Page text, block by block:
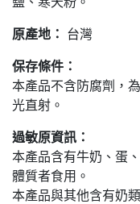
原產地： 台灣
保存條件：
本產品不含防腐劑，
光直射。
過敏原資訊：
本產品含有牛奶、蛋
體質者食用。
本產品與其他含有奶